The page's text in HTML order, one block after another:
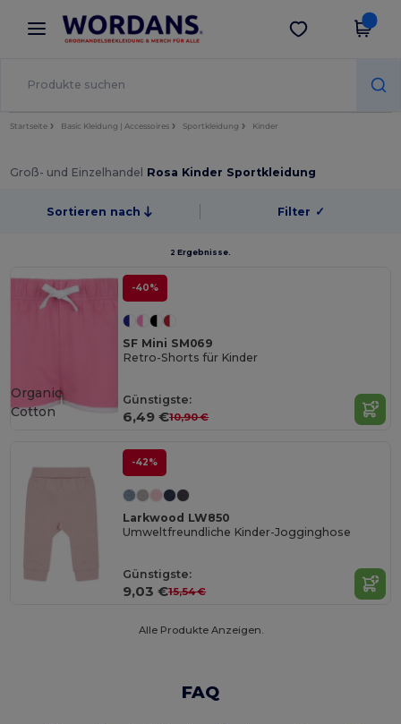
× Wordans App
Bessere Preise in der App!
App holen
Startseite Basic Kleidung | Accessoires Sportkleidung Kinder
Groß- und Einzelhandel Rosa Kinder Sportkleidung
Sortieren nach Filter ✓
2 Ergebnisse.
-40%
SF Mini SM069
Retro-Shorts für Kinder
Günstigste:
6,49 €10,90 €
Organic
Cotton
-42%
Larkwood LW850
Umweltfreundliche Kinder-Jogginghose
Günstigste:
9,03 €15,54 €
Alle Produkte Anzeigen.
FAQ